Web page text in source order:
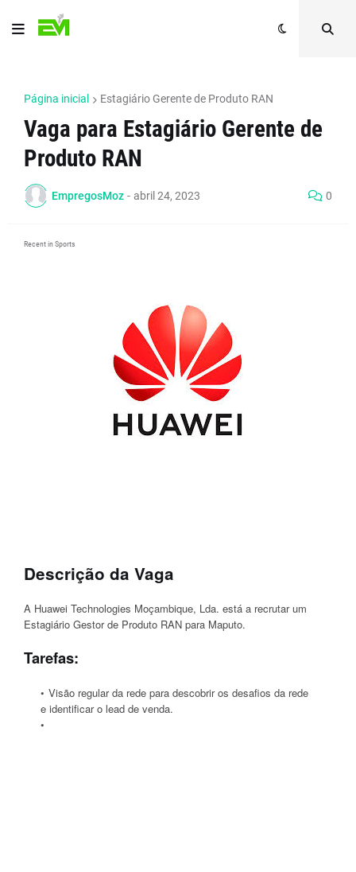
Página inicial Estagiário Gerente de Produto RAN
Vaga para Estagiário Gerente de
Produto RAN
EmpregosMoz - abril 24, 2023 0
Recent in Sports
Descrição da Vaga
A Huawei Technologies Moçambique, Lda. está a recrutar um
Estagiário Gestor de Produto RAN para Maputo.
Tarefas:
Visão regular da rede para descobrir os desafios da rede
e identificar o lead de venda.